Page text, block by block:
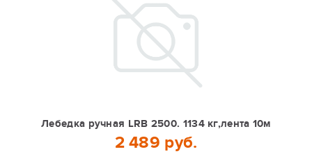
Лебедка ручная LRB 2500. 1134 кг,лента 10м
2 489 руб.